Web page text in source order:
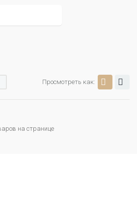
Просмотреть как:
на странице